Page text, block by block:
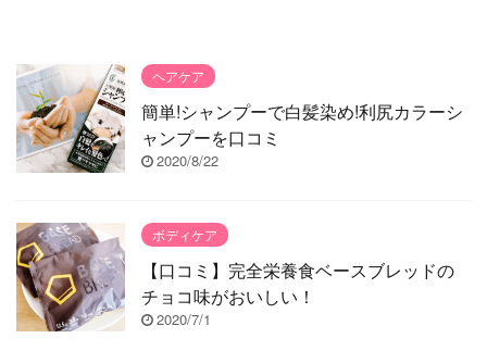
ヘアケア
簡単!シャンプーで白髪染め!利尻カラーシ
ャンプーを口コミ
2020/8/22
ボディケア
【口コミ】完全栄養食ベースブレッドの
チョコ味がおいしい！
2020/7/1